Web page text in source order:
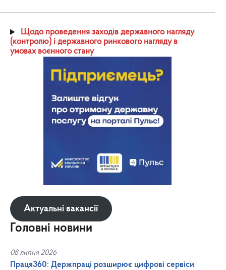
Щодо проведення заходів державного нагляду
(контролю) і державного ринкового нагляду в
умовах воєнного стану
Актуальні вакансії
Головні новини
08 липня 2026
Праця360: Держпраці розширює цифрові сервіси